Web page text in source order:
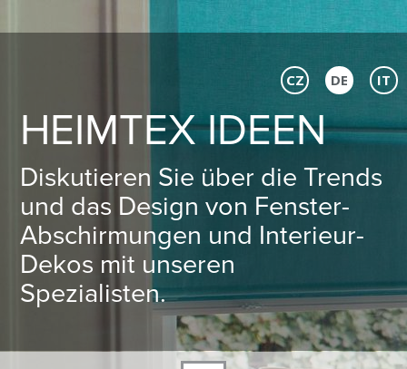
HEIMTEX IDEEN
Diskutieren Sie über die Trends
und das Design von Fenster-
Abschirmungen und Interieur-
Dekos mit unseren
Spezialisten.
CZ DE IT